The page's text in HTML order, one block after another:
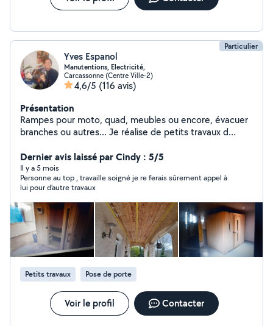
Particulier
Yves Espanol
Manutentions, Electricité,
Carcassonne (Centre Ville-2)
4,6/5 (116 avis)
Présentation
Rampes pour moto, quad, meubles ou encore, évacuer
branches ou autres... Je réalise de petits travaux d
Dernier avis laissé par Cindy : 5/5
Il y a 5 mois
Personne au top , travaille soigné je re ferais sûrement appel à
lui pour d’autre travaux
Petits travaux Pose de porte
Voir le profil Contacter